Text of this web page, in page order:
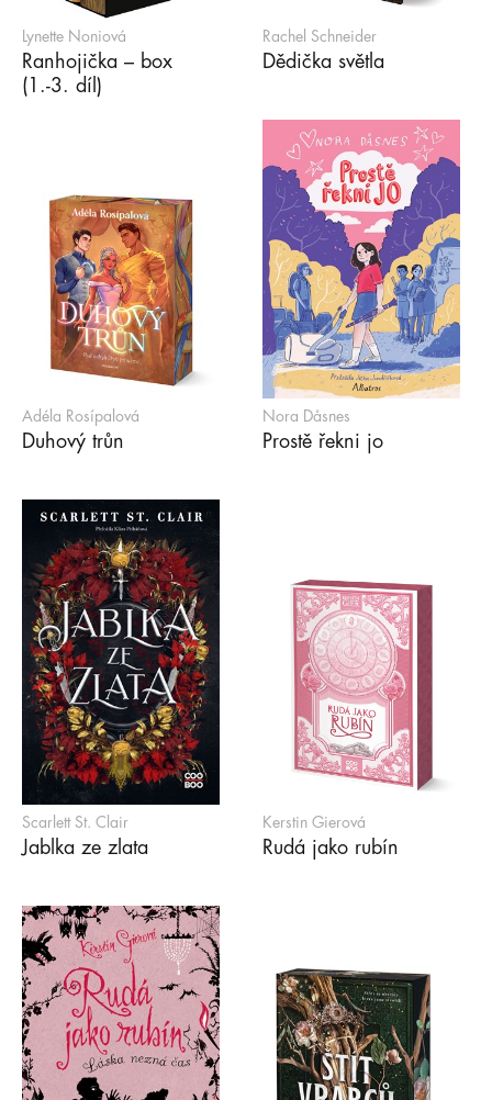
Lynette Noniová
Ranhojička – box
(1.-3. díl)
Rachel Schneider
Dědička světla
Adéla Rosípalová
Duhový trůn
Nora Dåsnes
Prostě řekni jo
Scarlett St. Clair
Jablka ze zlata
Kerstin Gierová
Rudá jako rubín